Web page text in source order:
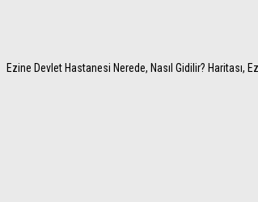
Ezine Devlet Hastanesi Nerede, Nasıl Gidilir? Haritası,